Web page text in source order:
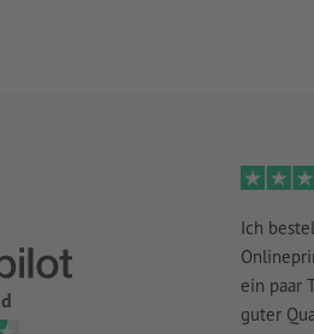
Ich
ein paar
guter